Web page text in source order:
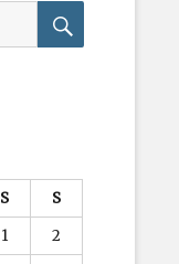
S
S
1
2